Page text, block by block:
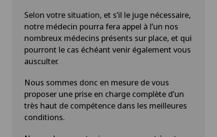
Selon votre situation, et s’il le juge nécessaire,
notre médecin pourra fera appel à l’un nos
nombreux médecins présents sur place, et qui
pourront le cas échéant venir également vous
ausculter.
Nous sommes donc en mesure de vous
proposer une prise en charge complète d’un
très haut de compétence dans les meilleures
conditions.